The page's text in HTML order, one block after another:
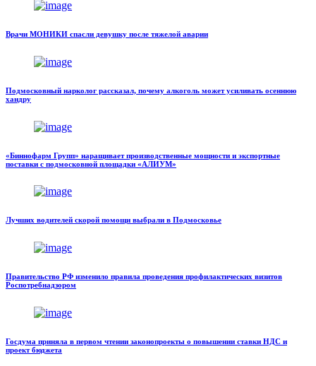
Врачи МОНИКИ спасли девушку после тяжелой аварии
Подмосковный нарколог рассказал, почему алкоголь может усиливать осеннюю
хандру
«Биннофарм Групп» наращивает производственные мощности и экспортные
поставки с подмосковной площадки «АЛИУМ»
Лучших водителей скорой помощи выбрали в Подмосковье
Правительство РФ изменило правила проведения профилактических визитов
Роспотребнадзором
Госдума приняла в первом чтении законопроекты о повышении ставки НДС и
проект бюджета